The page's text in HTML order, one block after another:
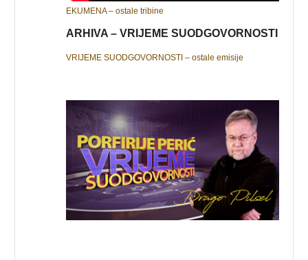
EKUMENA – ostale tribine
ARHIVA – VRIJEME SUODGOVORNOSTI
VRIJEME SUODGOVORNOSTI – ostale emisije